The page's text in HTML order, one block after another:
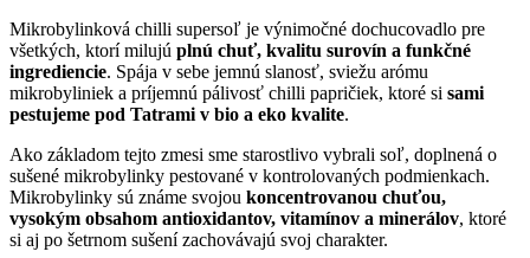
Mikrobylinková chilli supersoľ je výnimočné dochucovadlo pre
všetkých, ktorí milujú plnú chuť, kvalitu surovín a funkčné
ingrediencie. Spája v sebe jemnú slanosť, sviežu arómu
mikrobyliniek a príjemnú pálivosť chilli papričiek, ktoré si sami
pestujeme pod Tatrami v bio a eko kvalite.
Ako základom tejto zmesi sme starostlivo vybrali soľ, doplnená o
sušené mikrobylinky pestované v kontrolovaných podmienkach.
Mikrobylinky sú známe svojou koncentrovanou chuťou,
vysokým obsahom antioxidantov, vitamínov a minerálov, ktoré
si aj po šetrnom sušení zachovávajú svoj charakter.